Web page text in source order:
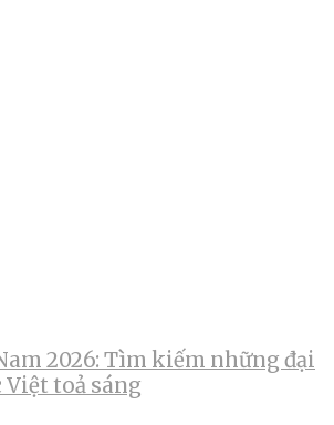
2026: Tìm kiếm những đại
Việt toả sáng